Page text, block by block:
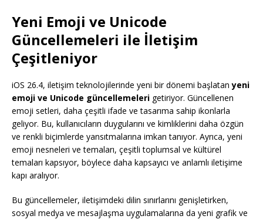
Yeni Emoji ve Unicode
Güncellemeleri ile İletişim
Çeşitleniyor
iOS 26.4, iletişim teknolojilerinde yeni bir dönemi başlatanyeni
emoji ve Unicode güncellemeleri getiriyor. Güncellenen
emoji setleri, daha çeşitli ifade ve tasarıma sahip ikonlarla
geliyor. Bu, kullanıcıların duygularını ve kimliklerini daha özgün
ve renkli biçimlerde yansıtmalarına imkan tanıyor. Ayrıca, yeni
emoji nesneleri ve temaları, çeşitli toplumsal ve kültürel
temaları kapsıyor, böylece daha kapsayıcı ve anlamlı iletişime
kapı aralıyor.
Bu güncellemeler, iletişimdeki dilin sınırlarını genişletirken,
sosyal medya ve mesajlaşma uygulamalarına da yeni grafik ve